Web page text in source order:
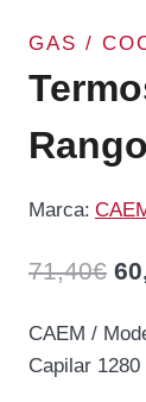
GAS /
Marca:
71,40€ El
CAEM /
Capilar 1280